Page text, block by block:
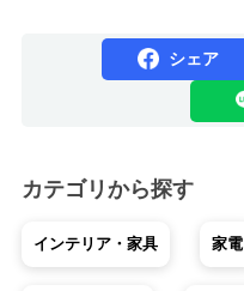
シェア
カテゴリから探す
インテリア・家具 家電